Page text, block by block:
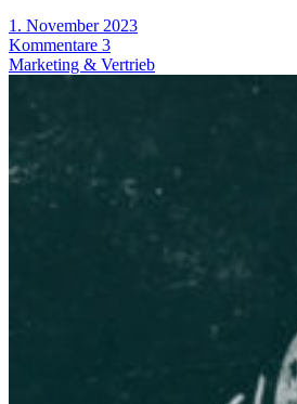
1. November 2023
Kommentare 3
Marketing & Vertrieb